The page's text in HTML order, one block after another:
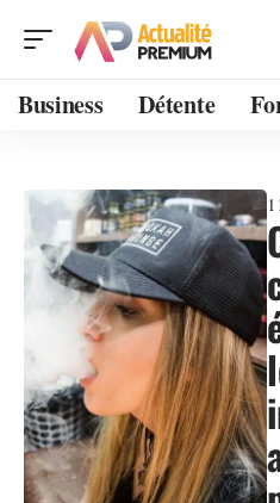
Business Détente